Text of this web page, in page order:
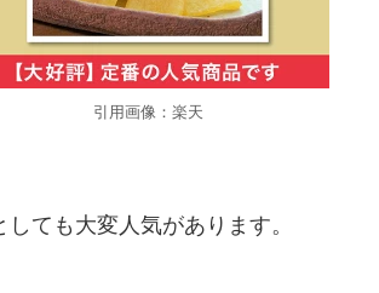
引用画像：楽天
ても大変人気があります。